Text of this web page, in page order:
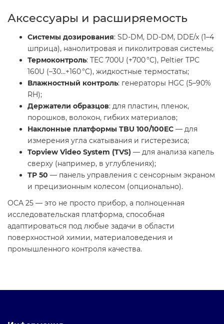
Аксессуары и расширяемость
Системы дозирования: SD-DM, DD-DM, DDE/x (1–4
шприца), нанолитровая и пиколитровая системы;
Термоконтроль: TEC 700U (+700 °C), Peltier TPC
160U (–30…+160 °C), жидкостные термостаты;
Влажностный контроль: генераторы HGC (5–90%
RH);
Держатели образцов: для пластин, пленок,
порошков, волокон, гибких материалов;
Наклонные платформы TBU 100/100EC — для
измерения угла скатывания и гистерезиса;
Topview Video System (TVS) — для анализа капель
сверху (например, в углублениях);
TP 50 — панель управления с сенсорным экраном
и прецизионным колесом (опционально).
OCA 25 — это не просто прибор, а полноценная
исследовательская платформа, способная
адаптироваться под любые задачи в области
поверхностной химии, материаловедения и
промышленного контроля качества.